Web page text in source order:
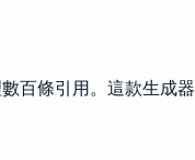
百條引用。這款生成